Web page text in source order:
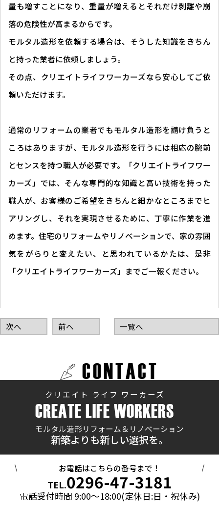
量も増すことになり、重量が増えるとそれだけ剥離や崩
落の危険性が高まるからです。
モルタル造形を依頼する場合は、そうした知識をきちん
と持った業者に依頼しましょう。
その点、クリエイトライフワーカーズなら安心してご依
頼いただけます。
通常のリフォームの業者でもモルタル造形を請け負うと
ころはありますが、モルタル造形を行うには相応の腕前
とセンスを持つ職人が必要です。「クリエイトライフワー
カーズ」では、そんな専門的な知識と高い技術を持った
職人が、お客様のご希望をきちんと細かなところまでヒ
アリングし、それを実現させるために、丁寧に作業を進
めます。住宅のリフォームやリノベーションで、家の雰囲
気をがらりと変えたい、と思われているかたは、是非
「クリエイトライフワーカーズ」までご一報ください。
次へ 前へ 一覧へ
CONTACT
クリエイト ライフ ワーカーズ
CREATE LIFE WORKERS
モルタル造形リフォーム＆リノベーション
新築よりも新しい選択を。
お電話はこちらの番号まで！
TEL.0296-47-3181
電話受付時間 9:00～18:00(定休日:日・祝休み)